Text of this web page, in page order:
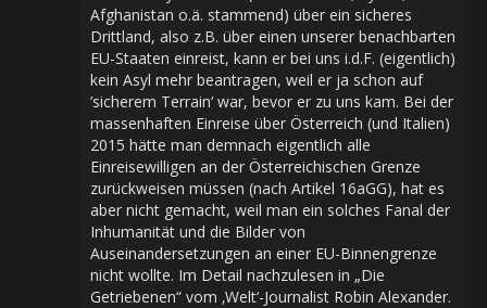
Afghanistan o.ä. stammend) über ein sicheres
Drittland, also z.B. über einen unserer benachbarten
EU-Staaten einreist, kann er bei uns i.d.F. (eigentlich)
kein Asyl mehr beantragen, weil er ja schon auf
’sicherem Terrain‘ war, bevor er zu uns kam. Bei der
massenhaften Einreise über Österreich (und Italien)
2015 hätte man demnach eigentlich alle
Einreisewilligen an der Österreichischen Grenze
zurückweisen müssen (nach Artikel 16aGG), hat es
aber nicht gemacht, weil man ein solches Fanal der
Inhumanität und die Bilder von
Auseinandersetzungen an einer EU-Binnengrenze
nicht wollte. Im Detail nachzulesen in „Die
Getriebenen“ vom ‚Welt‘-Journalist Robin Alexander.